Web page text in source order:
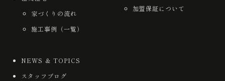
家づくりの流れ
施工事例（一覧）
加盟保証について
NEWS ＆ TOPICS
スタッフブログ